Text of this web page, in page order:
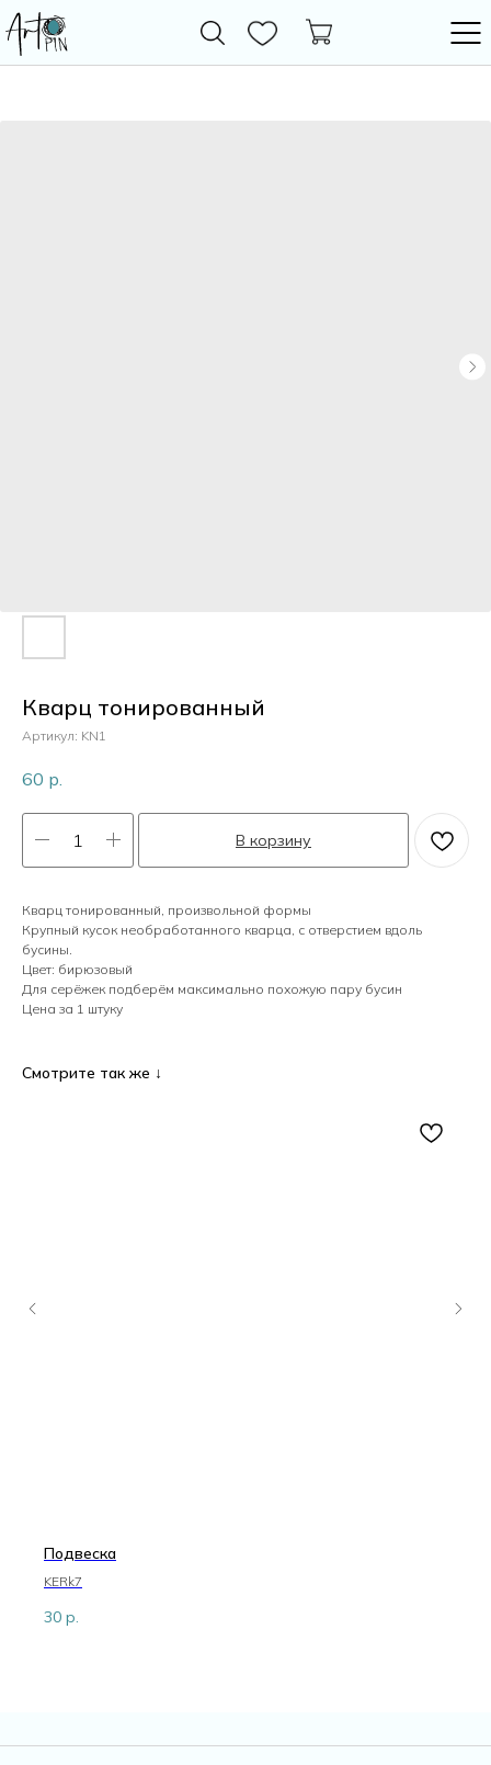
Жемчуг
Кварц тонированный
Артикул: KN1
60 р.
В корзину
Кварц тонированный, произвольной формы
Крупный кусок необработанного кварца, с отверстием вдоль
бусины.
Цвет: бирюзовый
Для серёжек подберём максимально похожую пару бусин
Цена за 1 штуку
Смотрите так же ↓
Подвеска
KERk7
30 р.